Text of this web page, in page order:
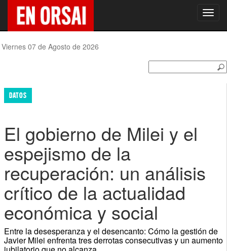
Viernes 07 de Agosto de 2026
DATOS
El gobierno de Milei y el
espejismo de la
recuperación: un análisis
crítico de la actualidad
económica y social
Entre la desesperanza y el desencanto: Cómo la gestión de
Javier Milei enfrenta tres derrotas consecutivas y un aumento